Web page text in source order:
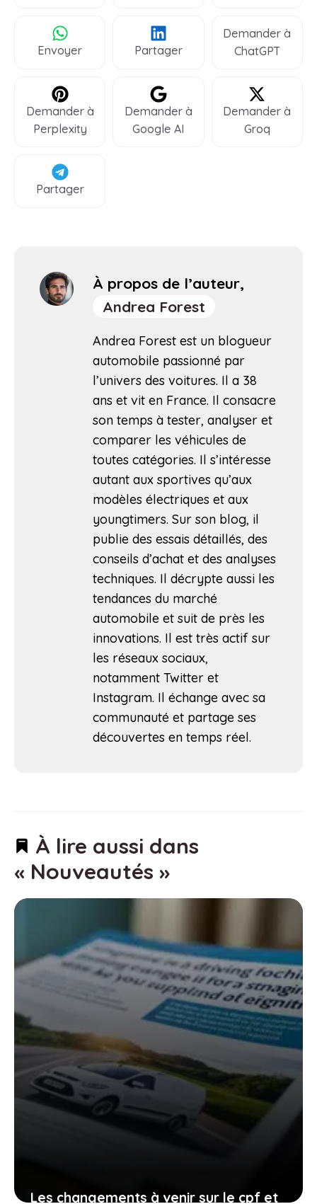
Envoyer Partager
Demander à
ChatGPT
Demander à
Perplexity
Demander à
Google AI
Demander à
Groq
Partager
À propos de l’auteur,
Andrea Forest
Andrea Forest est un blogueur
automobile passionné par
l’univers des voitures. Il a 38
ans et vit en France. Il consacre
son temps à tester, analyser et
comparer les véhicules de
toutes catégories. Il s’intéresse
autant aux sportives qu’aux
modèles électriques et aux
youngtimers. Sur son blog, il
publie des essais détaillés, des
conseils d’achat et des analyses
techniques. Il décrypte aussi les
tendances du marché
automobile et suit de près les
innovations. Il est très actif sur
les réseaux sociaux,
notamment Twitter et
Instagram. Il échange avec sa
communauté et partage ses
découvertes en temps réel.
À lire aussi dans
« Nouveautés »
Les changements à venir sur le cpf et